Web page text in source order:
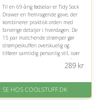
Til en 69-årig fødselar er Tidy Sock
Drawer en fremragende gave, der
kombinerer praktisk orden med
farverige detaljer i hverdagen. De
15 par matchende strømper gør
strømpeskuffen overskuelig og
tilfører samtidig personlig stil, især
hvis modtageren sætter pris på
På lager
Levering: Standard leveringstid
289kr
SE HOS COOLSTUFF.DK